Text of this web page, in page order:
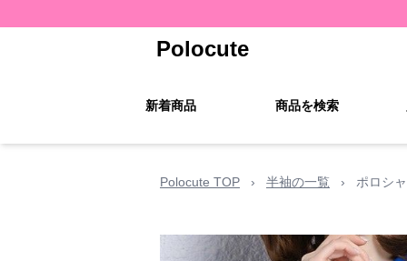
Polocute
新着商品 商品を検索
Polocute TOP › 半袖の一覧 › ポロシ